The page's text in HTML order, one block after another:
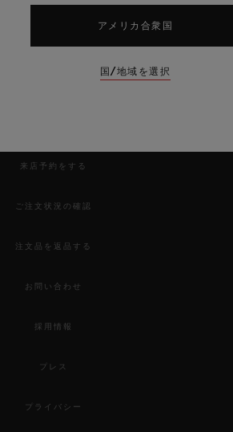
来店予約をする
ご注文状況の確認
注文品を返品する
お問い合わせ
採用情報
プレス
プライバシー
アメリカ合衆国
国/地域を選択